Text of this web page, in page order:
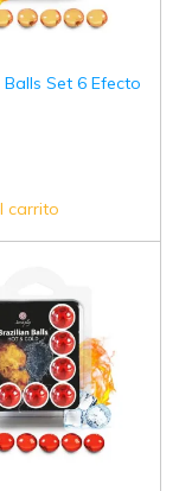
Set 6 Efecto
carrito